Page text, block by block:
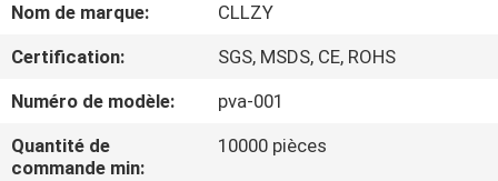
À
DE
NOUS
Nom de marque:
CLLZY
Certification:
SGS, MSDS, CE, ROHS
Numéro de modèle:
pva-001
Quantité de
commande min:
10000 pièces